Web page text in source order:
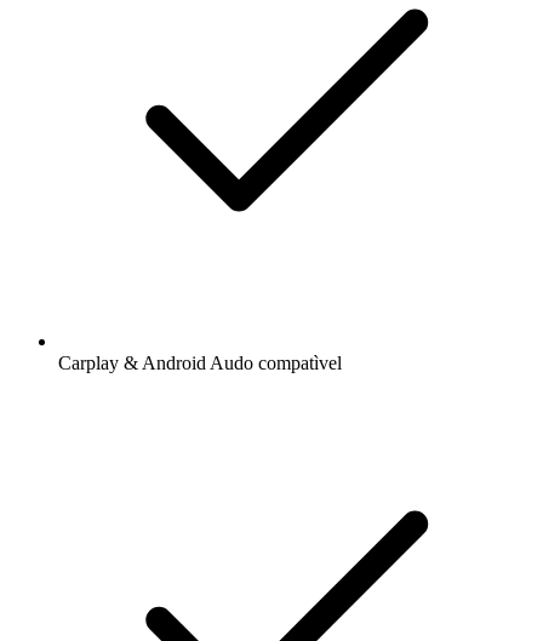
Carplay & Android Audo compatìvel